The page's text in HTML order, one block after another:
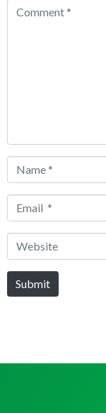
Comment
Name
Email
Website
Submit